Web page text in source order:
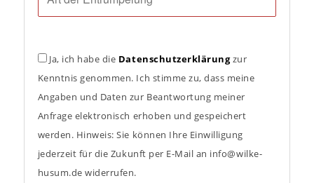
Ja, ich habe die Datenschutzerklärungzur
Kenntnis genommen. Ich stimme zu, dass meine
Angaben und Daten zur Beantwortung meiner
Anfrage elektronisch erhoben und gespeichert
werden. Hinweis: Sie können Ihre Einwilligung
jederzeit für die Zukunft per E-Mail an info@wilke-
husum.de widerrufen.